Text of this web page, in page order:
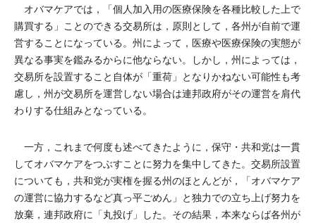
オバマケアでは，「個人加入用の医療保険を各種比較した上で
購買する」ことのできる交易所は，原則として，各州が自前で運
営することになっている。州によって，医療や医療保険の実態が
異なる事実を鑑みるからに他ならない。しかし，州によっては，
交易所を設置すること自体が「重荷」となりかねない可能性も考
慮し，州が交易所を運営しない場合は連邦政府がその運営を肩代
わりする仕組みとなっている。
一方，これまで何度も述べてきたように，保守・共和党は一貫
してオバマケアをつぶすことに努力を集中してきた。交易所設置
についても，共和党が実権を握る州のほとんどが，「オバマケア
の運営に協力するなど真っ平ごめん」と独力での立ち上げ努力を
放棄，連邦政府に「丸投げ」した。その結果，本来ならば各州が